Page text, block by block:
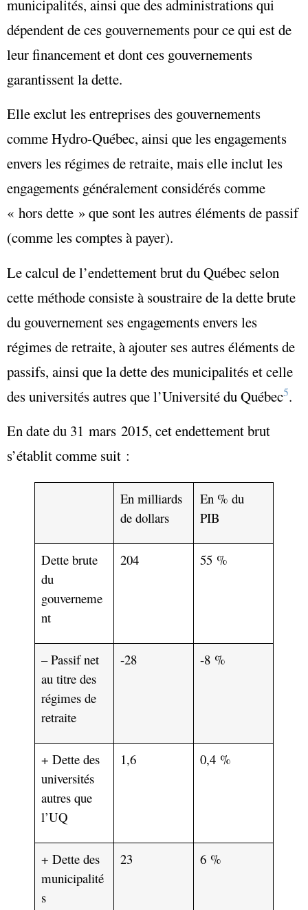
municipalités, ainsi que des administrations qui
dépendent de ces gouvernements pour ce qui est de
leur financement et dont ces gouvernements
garantissent la dette.
Elle exclut les entreprises des gouvernements
comme Hydro-Québec, ainsi que les engagements
envers les régimes de retraite, mais elle inclut les
engagements généralement considérés comme
« hors dette » que sont lesautres éléments de passif
(comme les comptes à payer).
Le calcul de l’endettement brutdu Québec selon
cette méthode consiste à soustraire de ladette brute
du gouvernement sesengagements envers les
régimes de retraite, à ajouter sesautres éléments de
passifs, ainsi que la dette des municipalités et celle
des universités autres que l’Université du Québec5.
En date du 31 mars 2015, cet endettement brut
s’établit comme suit :
En milliards
de dollars
En % du
PIB
Dette brute
du
gouverneme
nt
204 55 %
– Passif net
au titre des
régimes de
retraite
-28 -8 %
+ Dette des
universités
autres que
l’UQ
1,6 0,4 %
+ Dette des
municipalité
s
23 6 %